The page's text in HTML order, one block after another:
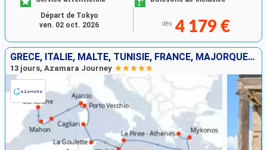
dès 4 179 €
Départ de Tokyo
ven. 02 oct. 2026
GRÈCE, ITALIE, MALTE, TUNISIE, FRANCE, MAJORQUE, ESPAGNE
13 jours, Azamara Journey